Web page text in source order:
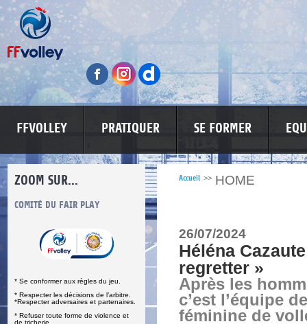
FFVOLLEY PRATIQUER SE FORMER
ZOOM SUR...
COMITÉ DU FAIR PLAY
* Se conformer aux règles du jeu.
* Respecter les décisions de l’arbitre.
*Respecter adversaires et partenaires.
* Refuser toute forme de violence et
de tricherie.
LUTTE CONTRE LES VIOLENCES
Accueil >> HOME
26/07/2024
Héléna
regretter »
Après les
c’est l’équipe
féminine de